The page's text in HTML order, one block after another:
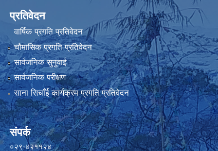
प्रतिवेदन
वार्षिक प्रगति प्रतिवेदन
चौमासिक प्रगति प्रतिवेदन
सार्वजनिक सुनुवाई
सार्वजनिक परीक्षण
साना सिचाँई कार्यक्रम प्रगति प्रतिवेदन
संपर्क
०२९-४२११२४